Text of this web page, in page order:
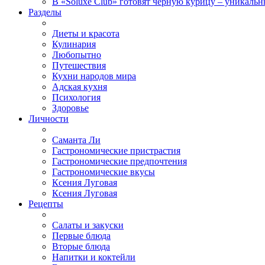
Разделы
Диеты и красота
Кулинария
Любопытно
Путешествия
Кухни народов мира
Адская кухня
Психология
Здоровье
Личности
Саманта Ли
Гастрономические пристрастия
Гастрономические предпочтения
Гастрономические вкусы
Ксения Луговая
Ксения Луговая
Рецепты
Салаты и закуски
Первые блюда
Вторые блюда
Напитки и коктейли